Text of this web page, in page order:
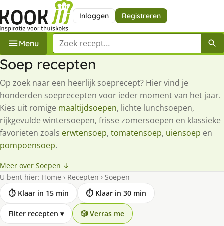
Inloggen Registreren
Menu Zoek een recept
Soep recepten
Op zoek naar een heerlijk soeprecept? Hier vind je
honderden soeprecepten voor ieder moment van het jaar.
Kies uit romige maaltijdsoepen, lichte lunchsoepen,
rijkgevulde wintersoepen, frisse zomersoepen en klassieke
favorieten zoals erwtensoep, tomatensoep, uiensoep en
pompoensoep.
Meer over Soepen ↓
U bent hier: Home › Recepten › Soepen
⏱ Klaar in 15 min
⏱ Klaar in 30 min
Filter recepten ▾ 🎲 Verras me